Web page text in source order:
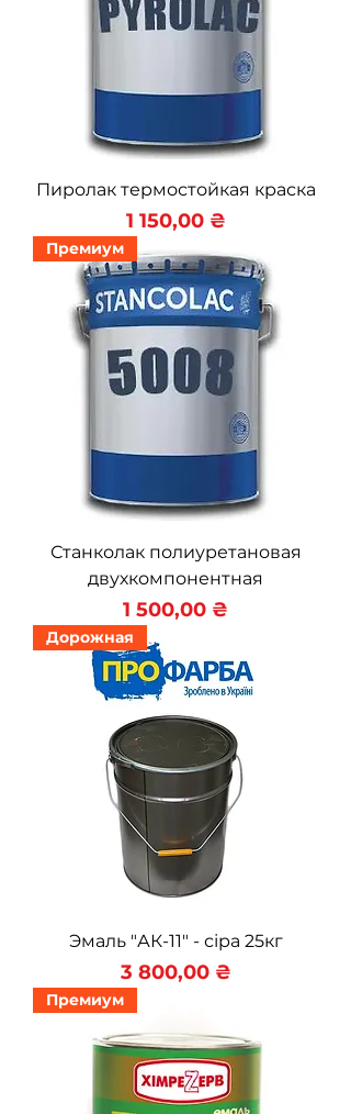
Пиролак термостойкая краска
Цена
1 150,00 ₴
Премиум
Станколак полиуретановая
двухкомпонентная
Цена
1 500,00 ₴
Дорожная
Эмаль "АК-11" - сіра 25кг
Цена
3 800,00 ₴
Премиум